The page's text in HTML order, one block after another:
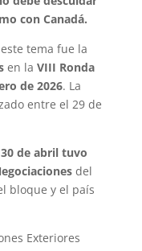
con Canadá.
tema fue la
en la VIII Ronda
de 2026. La
entre el 29 de
de abril tuvo
del
bloque y el país
Exteriores